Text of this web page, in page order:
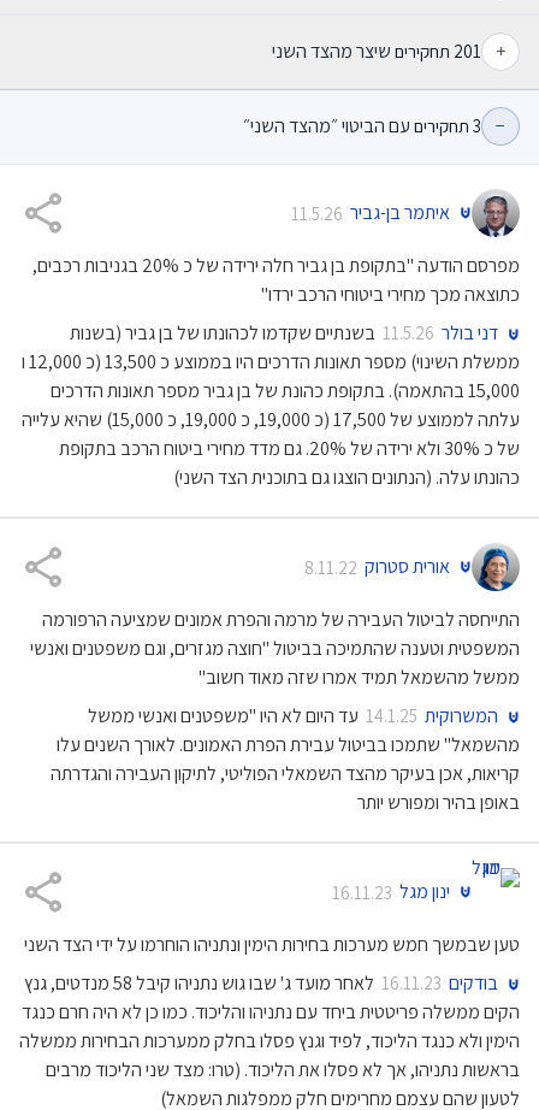
+
201 תחקירים שיצר מהצד השני
−
3 תחקירים עם הביטוי ״מהצד השני״
איתמר בן-גביר 11.5.26
מפרסם הודעה "בתקופת בן גביר חלה ירידה של כ 20% בגניבות רכבים,
כתוצאה מכך מחירי ביטוחי הרכב ירדו"
דני בולר 11.5.26 בשנתיים שקדמו לכהונתו של בן גביר (בשנות
ממשלת השינוי) מספר תאונות הדרכים היו בממוצע כ 13,500 (כ 12,000 ו
15,000 בהתאמה). בתקופת כהונת של בן גביר מספר תאונות הדרכים
עלתה לממוצע של 17,500 (כ 19,000, כ 19,000, כ 15,000) שהיא עלייה
של כ 30% ולא ירידה של 20%. גם מדד מחירי ביטוח הרכב בתקופת
כהונתו עלה. (הנתונים הוצגו גם בתוכנית הצד השני)
אורית סטרוק 8.11.22
התייחסה לביטול העבירה של מרמה והפרת אמונים שמציעה הרפורמה
המשפטית וטענה שהתמיכה בביטול "חוצה מגזרים, וגם משפטנים ואנשי
ממשל מהשמאל תמיד אמרו שזה מאוד חשוב"
המשרוקית 14.1.25 עד היום לא היו "משפטנים ואנשי ממשל
מהשמאל" שתמכו בביטול עבירת הפרת האמונים. לאורך השנים עלו
קריאות, אכן בעיקר מהצד השמאלי הפוליטי, לתיקון העבירה והגדרתה
באופן בהיר ומפורש יותר
ינון מגל 16.11.23
טען שבמשך חמש מערכות בחירות הימין ונתניהו הוחרמו על ידי הצד השני
בודקים 16.11.23
לאחר מועד ג' שבו גוש נתניהו קיבל 58 מנדטים, גנץ
הקים ממשלה פריטטית ביחד עם נתניהו והליכוד. כמו כן לא היה חרם כנגד
הימין ולא כנגד הליכוד, לפיד וגנץ פסלו בחלק ממערכות הבחירות ממשלה
בראשות נתניהו, אך לא פסלו את הליכוד. (טרו: מצד שני הליכוד מרבים
לטעון שהם עצמם מחרימים חלק ממפלגות השמאל)